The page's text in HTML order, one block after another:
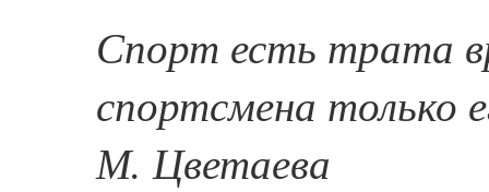
Спорт есть трата
спортсмена только
М. Цветаева